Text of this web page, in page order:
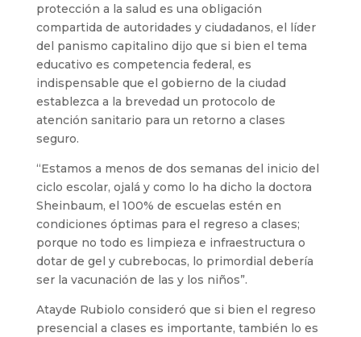
protección a la salud es una obligación
compartida de autoridades y ciudadanos, el líder
del panismo capitalino dijo que si bien el tema
educativo es competencia federal, es
indispensable que el gobierno de la ciudad
establezca a la brevedad un protocolo de
atención sanitario para un retorno a clases
seguro.
“Estamos a menos de dos semanas del inicio del
ciclo escolar, ojalá y como lo ha dicho la doctora
Sheinbaum, el 100% de escuelas estén en
condiciones óptimas para el regreso a clases;
porque no todo es limpieza e infraestructura o
dotar de gel y cubrebocas, lo primordial debería
ser la vacunación de las y los niños”.
Atayde Rubiolo consideró que si bien el regreso
presencial a clases es importante, también lo es